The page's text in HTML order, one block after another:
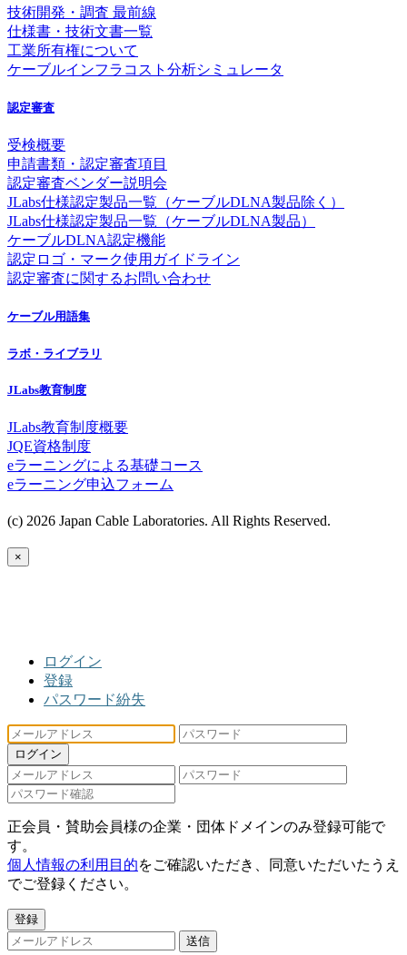
技術開発・調査 最前線
仕様書・技術文書一覧
工業所有権について
ケーブルインフラコスト分析シミュレータ
認定審査
受検概要
申請書類・認定審査項目
認定審査ベンダー説明会
JLabs仕様認定製品一覧（ケーブルDLNA製品除く）
JLabs仕様認定製品一覧（ケーブルDLNA製品）
ケーブルDLNA認定機能
認定ロゴ・マーク使用ガイドライン
認定審査に関するお問い合わせ
ケーブル用語集
ラボ・ライブラリ
JLabs教育制度
JLabs教育制度概要
JQE資格制度
eラーニングによる基礎コース
eラーニング申込フォーム
(c) 2026 Japan Cable Laboratories. All Rights Reserved.
×
ログイン
登録
パスワード紛失
ログイン
正会員・賛助会員様の企業・団体ドメインのみ登録可能で
す。
個人情報の利用目的をご確認いただき、同意いただいたうえ
でご登録ください。
登録
送信